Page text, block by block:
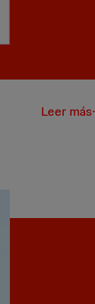
Leer más